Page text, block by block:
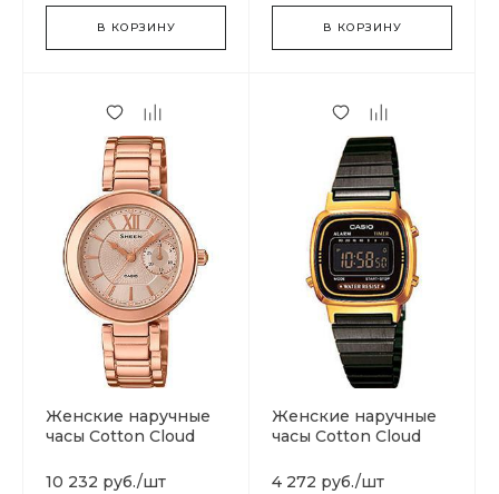
В КОРЗИНУ В КОРЗИНУ
Женские наручные
часы Cotton Cloud
3050PG-7A
10 232 руб./шт
Женские наручные
часы Cotton Cloud
LA670WEGB-1B
4 272 руб./шт